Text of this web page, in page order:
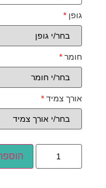
גופן*
חומר*
אורך צמיד*